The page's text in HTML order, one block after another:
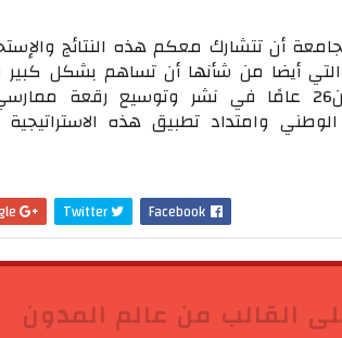
أن تتشارك معكم هذه النتائج
أيضا من شأنها أن تساهم بشكل
بتطبيق استراتيجيتها لأزيد من26 عامًا في نشر وتوسيع
وامتداد تطبيق هذه
Facebook
Twitter
القالب من عالم المدون